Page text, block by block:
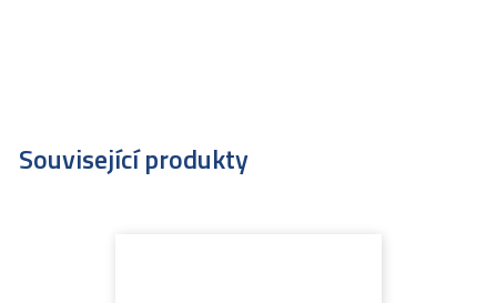
Související produkty